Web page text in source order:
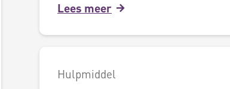
Lees meer
Hulpmiddel